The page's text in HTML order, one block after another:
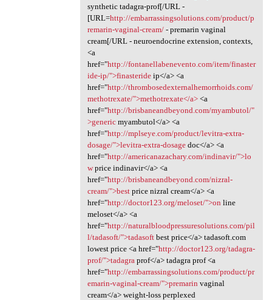
synthetic tadagra-prof[/URL -
[URL=http://embarrassingsolutions.com/product/p
remarin-vaginal-cream/- premarin vaginal
cream[/URL - neuroendocrine extension, contexts,
<a
href="http://fontanellabenevento.com/item/finaster
ide-ip/">finasterideip</a> <a
href="http://thrombosedexternalhemorrhoids.com/
methotrexate/">methotrexate</a><a
href="http://brisbaneandbeyond.com/myambutol/"
>genericmyambutol</a> <a
href="http://mplseye.com/product/levitra-extra-
dosage/">levitra-extra-dosagedoc</a> <a
href="http://americanazachary.com/indinavir/">lo
wprice indinavir</a> <a
href="http://brisbaneandbeyond.com/nizral-
cream/">bestprice nizral cream</a> <a
href="http://doctor123.org/meloset/">on line
meloset</a> <a
href="http://naturalbloodpressuresolutions.com/pil
l/tadasoft/">tadasoftbest price</a> tadasoft.com
lowest price <a href="http://doctor123.org/tadagra-
prof/">tadagra prof</a> tadagra prof <a
href="http://embarrassingsolutions.com/product/pr
emarin-vaginal-cream/">premarin vaginal
cream</a> weight-loss perplexed